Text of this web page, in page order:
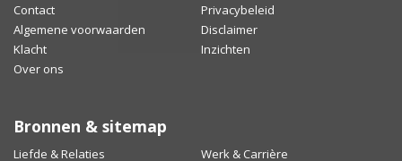
Contact
Privacybeleid
Algemene voorwaarden
Disclaimer
Klacht
Inzichten
Over ons
Bronnen & sitemap
Liefde & Relaties Werk & Carrière